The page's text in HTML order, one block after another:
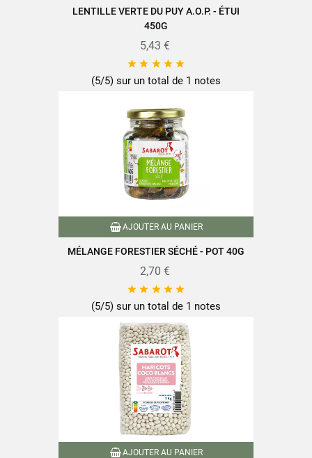
LENTILLE VERTE DU PUY A.O.P. - ÉTUI
450G
5,43 €
    
(5/5) sur un total de 1 notes
AJOUTER AU PANIER
MÉLANGE FORESTIER SÉCHÉ - POT 40G
2,70 €
    
(5/5) sur un total de 1 notes
AJOUTER AU PANIER